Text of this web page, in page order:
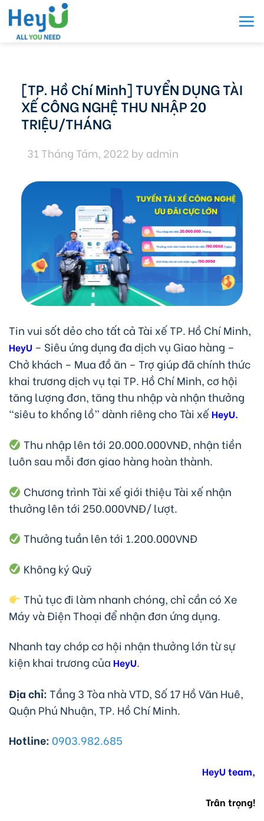
Skip
to
content
[TP. Hồ Chí Minh] TUYỂN DỤNG TÀI
XẾ CÔNG NGHỆ THU NHẬP 20
TRIỆU/THÁNG
31 Tháng Tám, 2022 by admin
Tin vui sốt dẻo cho tất cả Tài xế TP. Hồ Chí Minh,
HeyU – Siêu ứng dụng đa dịch vụ Giao hàng –
Chở khách – Mua đồ ăn – Trợ giúp đã chính thức
khai trương dịch vụ tại TP. Hồ Chí Minh, cơ hội
tăng lượng đơn, tăng thu nhập và nhận thưởng
“siêu to khổng lồ” dành riêng cho Tài xếHeyU.
Thu nhập lên tới 20.000.000VNĐ, nhận tiền
luôn sau mỗi đơn giao hàng hoàn thành.
Chương trình Tài xế giới thiệu Tài xế nhận
thưởng lên tới 250.000VNĐ/ lượt.
Thưởng tuần lên tới 1.200.000VNĐ
Không ký Quỹ
Thủ tục đi làm nhanh chóng, chỉ cần có Xe
Máy và Điện Thoại để nhận đơn ứng dụng.
Nhanh tay chớp cơ hội nhận thưởng lớn từ sự
kiện khai trương của HeyU.
Địa chỉ:Tầng 3 Tòa nhà VTD, Số 17 Hồ Văn Huê,
Quận Phú Nhuận, TP. Hồ Chí Minh.
Hotline: 0903.982.685
HeyU team,
Trân trọng!